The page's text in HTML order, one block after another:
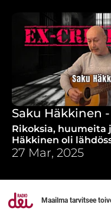
Saku Häkkinen
Rikoksia, huumeita
Häkkinen oli
mutta Jumala
27 Mar, 2025
Maailma tarvitsee